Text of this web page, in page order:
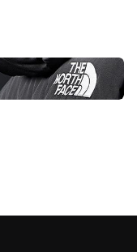
eder. Pre-diyabet,
kan şekeri
gelişimini